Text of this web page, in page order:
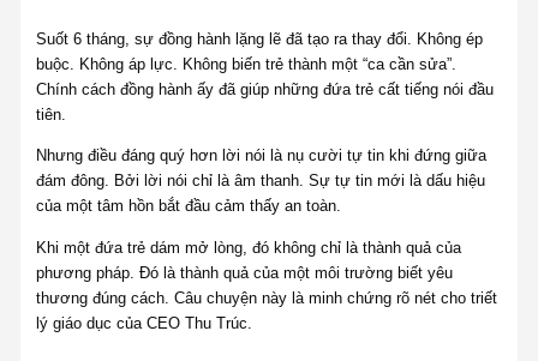
Suốt 6 tháng, sự đồng hành lặng lẽ đã tạo ra thay đổi. Không ép
buộc. Không áp lực. Không biến trẻ thành một “ca cần sửa”.
Chính cách đồng hành ấy đã giúp những đứa trẻ cất tiếng nói đầu
tiên.
Nhưng điều đáng quý hơn lời nói là nụ cười tự tin khi đứng giữa
đám đông. Bởi lời nói chỉ là âm thanh. Sự tự tin mới là dấu hiệu
của một tâm hồn bắt đầu cảm thấy an toàn.
Khi một đứa trẻ dám mở lòng, đó không chỉ là thành quả của
phương pháp. Đó là thành quả của một môi trường biết yêu
thương đúng cách. Câu chuyện này là minh chứng rõ nét cho triết
lý giáo dục của CEO Thu Trúc.